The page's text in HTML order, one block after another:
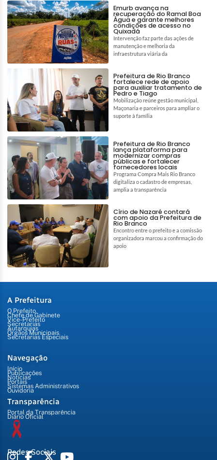
Emurb avança na
recuperação do Ramal Boa
Água e garante melhores
condições de acesso no
Quixadá
Intervenção faz parte das ações de
manutenção e melhoria da
infraestrutura viária da
Prefeitura de Rio Branco
fortalece rede de apoio
para auxiliar tratamento de
Pedro e Tiago
Mobilização reúne gestão municipal,
Maçonaria e parceiros para ampliar o
suporte à família
Prefeitura de Rio Branco
lança plataforma para
modernizar compras
públicas e fortalecer
fornecedores locais
Programa Compra Mais Rio Branco
digitaliza o cadastro de empresas,
amplia a transparência
Círio de Nazaré contará
com apoio da Prefeitura de
Rio Branco
Encontro entre o prefeito e a comissão
organizadora marcou a confirmação do
apoio
A Prefeitura
O Prefeito
Chefe de Gabinete
Vice-Prefeito
Secretarias
Autarquias
Órgãos Municipais
Secretarias Especiais
Navegação
Início
Publicações
Notícias
Portais
Sistemas Administrativos
Ouvidoria
Transparência
Portal da Transparência
Diário Oficial
Redes Sociais